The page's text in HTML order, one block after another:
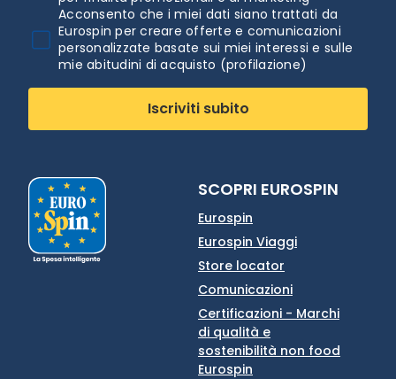
Acconsento che i miei dati siano trattati da
Eurospin per creare offerte e comunicazioni
personalizzate basate sui miei interessi e sulle
mie abitudini di acquisto (profilazione)
Iscriviti subito
SCOPRI EUROSPIN
Eurospin
Eurospin Viaggi
Store locator
Comunicazioni
Certificazioni - Marchi
di qualità e
sostenibilità non food
Eurospin